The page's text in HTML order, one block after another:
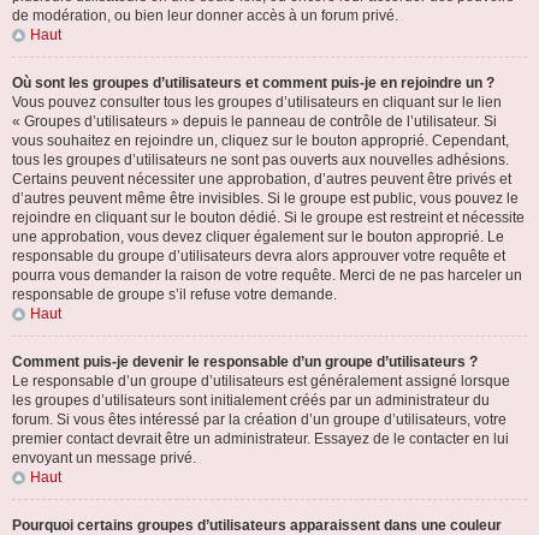
de modération, ou bien leur donner accès à un forum privé.
Haut
Où sont les groupes d’utilisateurs et comment puis-je en rejoindre un ?
Vous pouvez consulter tous les groupes d’utilisateurs en cliquant sur le lien
« Groupes d’utilisateurs » depuis le panneau de contrôle de l’utilisateur. Si
vous souhaitez en rejoindre un, cliquez sur le bouton approprié. Cependant,
tous les groupes d’utilisateurs ne sont pas ouverts aux nouvelles adhésions.
Certains peuvent nécessiter une approbation, d’autres peuvent être privés et
d’autres peuvent même être invisibles. Si le groupe est public, vous pouvez le
rejoindre en cliquant sur le bouton dédié. Si le groupe est restreint et nécessite
une approbation, vous devez cliquer également sur le bouton approprié. Le
responsable du groupe d’utilisateurs devra alors approuver votre requête et
pourra vous demander la raison de votre requête. Merci de ne pas harceler un
responsable de groupe s’il refuse votre demande.
Haut
Comment puis-je devenir le responsable d’un groupe d’utilisateurs ?
Le responsable d’un groupe d’utilisateurs est généralement assigné lorsque
les groupes d’utilisateurs sont initialement créés par un administrateur du
forum. Si vous êtes intéressé par la création d’un groupe d’utilisateurs, votre
premier contact devrait être un administrateur. Essayez de le contacter en lui
envoyant un message privé.
Haut
Pourquoi certains groupes d’utilisateurs apparaissent dans une couleur